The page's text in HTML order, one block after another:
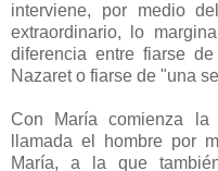
interviene, por medio
extraordinario, lo
diferencia entre fiarse
Nazaret o fiarse de "una
Con María comienza
llamada el hombre por
María, a la que